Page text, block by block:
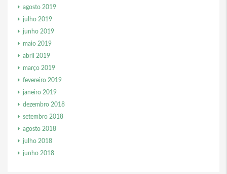
agosto 2019
julho 2019
junho 2019
maio 2019
abril 2019
março 2019
fevereiro 2019
janeiro 2019
dezembro 2018
setembro 2018
agosto 2018
julho 2018
junho 2018